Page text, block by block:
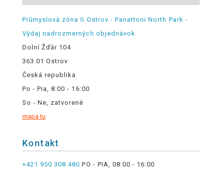
Průmyslová zóna II Ostrov - Panattoni North Park -
Výdaj nadrozmerných objednávok
Dolní Žďár 104
363 01 Ostrov
Česká republika
Po - Pia, 8:00 - 16:00
So - Ne, zatvorené
mapa tu
Kontakt
+421 950 308 480 PO - PIA, 08:00 - 16:00